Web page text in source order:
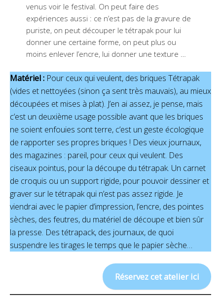
venus voir le festival. On peut faire des
expériences aussi : ce n’est pas de la gravure de
puriste, on peut découper le tétrapak pour lui
donner une certaine forme, on peut plus ou
moins enlever l’encre, lui donner une texture …
Matériel : Pour ceux qui veulent, des briques Tétrapak
(vides et nettoyées (sinon ça sent très mauvais), au mieux
découpées et mises à plat). J’en ai assez, je pense, mais
c’est un deuxième usage possible avant que les briques
ne soient enfouies sont terre, c’est un geste écologique
de rapporter ses propres briques ! Des vieux journaux,
des magazines : pareil, pour ceux qui veulent. Des
ciseaux pointus, pour la découpe du tétrapak. Un carnet
de croquis ou un support rigide, pour pouvoir dessiner et
graver sur le tétrapak qui n’est pas assez rigide. Je
viendrai avec le papier d’impression, l’encre, des pointes
sèches, des feutres, du matériel de découpe et bien sûr
la presse. Des tétrapack, des journaux, de quoi
suspendre les tirages le temps que le papier sèche…
Réservez cet atelier ici